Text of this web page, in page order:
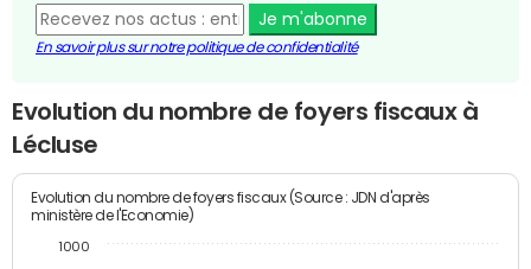
Je m'abonne
En savoir plus sur notre politique de confidentialité
Evolution du nombre de foyers fiscaux à
Lécluse
Evolution du nombre de foyers fiscaux (Source : JDN d'après
ministère de l'Economie)
1000